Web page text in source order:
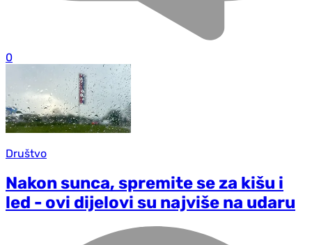
0
Društvo
Nakon sunca, spremite se za kišu i
led - ovi dijelovi su najviše na udaru